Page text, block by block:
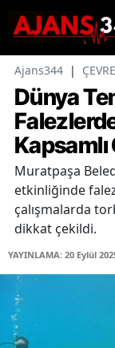
Ajans344 | ÇEVRE
Dünya
Kapsamlı
Muratpaşa
etkinliğinde
çalışmalarda
dikkat çekildi.
YAYINLAMA: 20 Eylül